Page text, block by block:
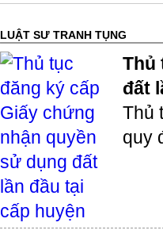
LUẬT SƯ TRANH TỤNG
Thủ
đất
Thủ
quy